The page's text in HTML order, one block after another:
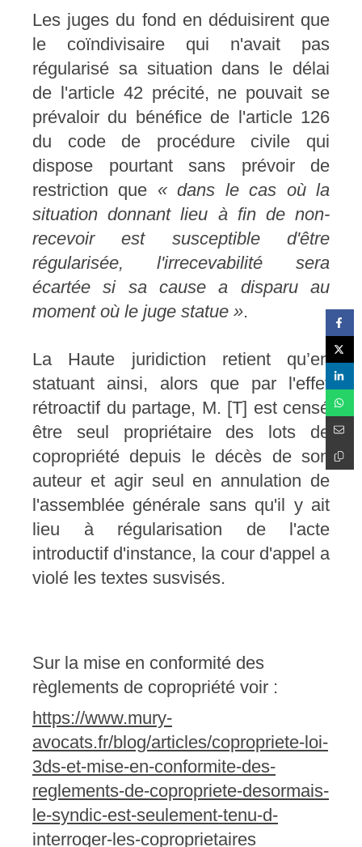
Les juges du fond en déduisirent que
le coïndivisaire qui n'avait pas
régularisé sa situation dans le délai
de l'article 42 précité, ne pouvait se
prévaloir du bénéfice de l'article 126
du code de procédure civile qui
dispose pourtant sans prévoir de
restriction que « dans le cas où la
situation donnant lieu à fin de non-
recevoir est susceptible d'être
régularisée, l'irrecevabilité sera
écartée si sa cause a disparu au
moment où le juge statue ».
La Haute juridiction retient qu’en
statuant ainsi, alors que par l'effet
rétroactif du partage, M. [T] est censé
être seul propriétaire des lots de
copropriété depuis le décès de son
auteur et agir seul en annulation de
l'assemblée générale sans qu'il y ait
lieu à régularisation de l'acte
introductif d'instance, la cour d'appel a
violé les textes susvisés.
Sur la mise en conformité des
règlements de copropriété voir :
https://www.mury-
avocats.fr/blog/articles/copropriete-loi-
3ds-et-mise-en-conformite-des-
reglements-de-copropriete-desormais-
le-syndic-est-seulement-tenu-d-
interroger-les-coproprietaires